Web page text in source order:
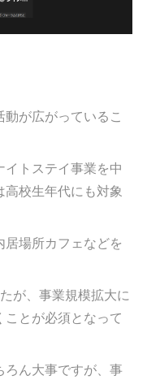
が広がっているこ
トステイ事業を中
校生年代にも対象
場所カフェなどを
が、事業規模拡大に
とが必須となって
ん大事ですが、事